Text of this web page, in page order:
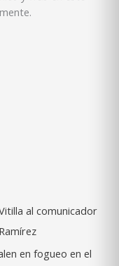
al comunicador
en fogueo en el